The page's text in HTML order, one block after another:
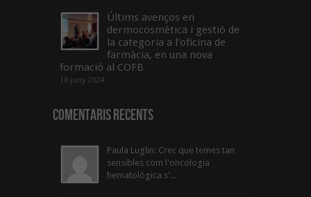
Últims avenços en
dermocosmètica i gestió de
la categoria a l’oficina de
farmàcia, en una nova
formació al COFB
18 juny 2024
Comentaris Recents
Paula Luglin: Crec que temes tan
sensibles com l'oncologia
hematològica s'...